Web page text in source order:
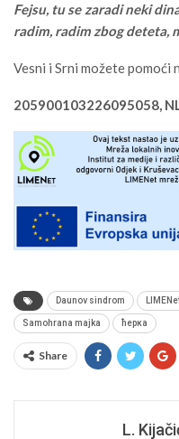
Fejsu, tu se zaradi neki
radim, radim zbog deteta,
Vesni i Srni možete pomoći
205900103226095058,
Daunov sindrom
Samohrana majka ћерка
Share
L.